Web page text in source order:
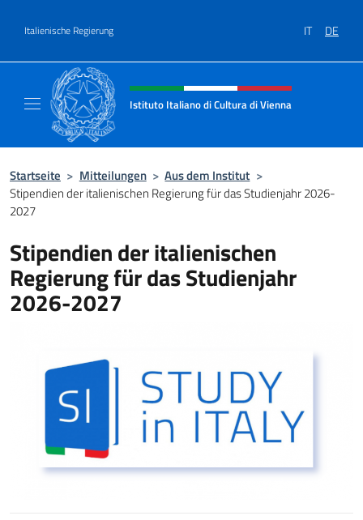
Italienische Regierung IT DE
Header-Site, Social und Menü
Istituto Italiano di Cultura di Vienna
Startseite > Mitteilungen > Aus dem Institut >
Stipendien der italienischen Regierung für das Studienjahr 2026-
2027
Stipendien der italienischen
Regierung für das Studienjahr
2026-2027